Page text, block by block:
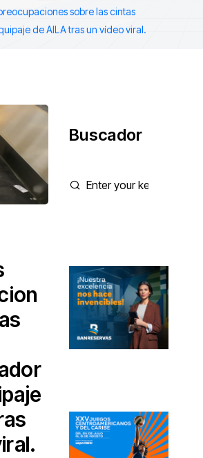
sobre las cintas
de AILA tras un vídeo viral.
Buscador